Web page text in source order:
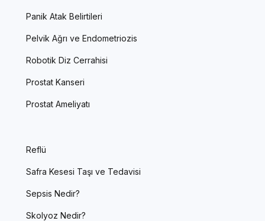
Panik Atak Belirtileri
Pelvik Ağrı ve Endometriozis
Robotik Diz Cerrahisi
Prostat Kanseri
Prostat Ameliyatı
Reflü
Safra Kesesi Taşı ve Tedavisi
Sepsis Nedir?
Skolyoz Nedir?